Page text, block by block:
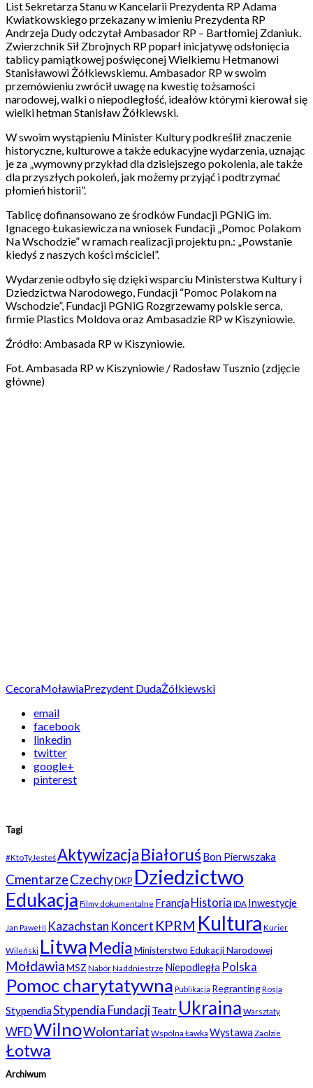
List Sekretarza Stanu w Kancelarii Prezydenta RP Adama
Kwiatkowskiego przekazany w imieniu Prezydenta RP
Andrzeja Dudy odczytał Ambasador RP – Bartłomiej Zdaniuk.
Zwierzchnik Sił Zbrojnych RP poparł inicjatywę odsłonięcia
tablicy pamiątkowej poświęconej Wielkiemu Hetmanowi
Stanisławowi Żółkiewskiemu. Ambasador RP w swoim
przemówieniu zwrócił uwagę na kwestię tożsamości
narodowej, walki o niepodległość, ideałów którymi kierował się
wielki hetman Stanisław Żółkiewski.
W swoim wystąpieniu Minister Kultury podkreślił znaczenie
historyczne, kulturowe a także edukacyjne wydarzenia, uznając
je za „wymowny przykład dla dzisiejszego pokolenia, ale także
dla przyszłych pokoleń, jak możemy przyjąć i podtrzymać
płomień historii”.
Tablicę dofinansowano ze środków Fundacji PGNiG im.
Ignacego Łukasiewicza na wniosek Fundacji „Pomoc Polakom
Na Wschodzie” w ramach realizacji projektu pn.: „Powstanie
kiedyś z naszych kości mściciel”.
Wydarzenie odbyło się dzięki wsparciu Ministerstwa Kultury i
Dziedzictwa Narodowego, Fundacji “Pomoc Polakom na
Wschodzie”, Fundacji PGNiG Rozgrzewamy polskie serca,
firmie Plastics Moldova oraz Ambasadzie RP w Kiszyniowie.
Źródło: Ambasada RP w Kiszyniowie.
Fot. Ambasada RP w Kiszyniowie / Radosław Tusznio (zdjęcie
główne)
CecoraMoławiaPrezydent DudaŻółkiewski
email
facebook
linkedin
twitter
google+
pinterest
Tagi
#KtoTyJesteśAktywizacjaBiałoruśBon Pierwszaka
CmentarzeCzechyDKP Dziedzictwo
Edukacja Filmy dokumentalne Francja Historia IDA Inwestycje
Jan Paweł II Kazachstan Koncert KPRM Kultura Kurier
Wileński Litwa MediaMinisterstwo Edukacji Narodowej
MołdawiaMSZ NabórNaddniestrze Niepodległa Polska
Pomoc charytatywna Publikacja RegrantingRosja
StypendiaStypendia FundacjiTeatr Ukraina Warsztaty
WFDWilnoWolontariat Wspólna Ławka Wystawa Zaolzie
Łotwa
Archiwum